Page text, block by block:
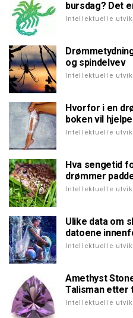
bursdag? Det
Intellektuelle
og spindelvev
Intellektuelle
Hvorfor i en
boken vil
Intellektuelle
Hva sengetid
drømmer
Intellektuelle
Ulike data om
datoene
Intellektuelle
Amethyst
Talisman etter
Intellektuelle